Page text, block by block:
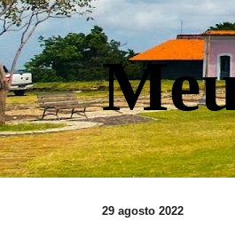
29 agosto 2022